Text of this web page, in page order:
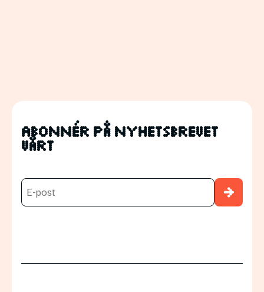
Abonnér på nyhetsbrevet
vårt
→